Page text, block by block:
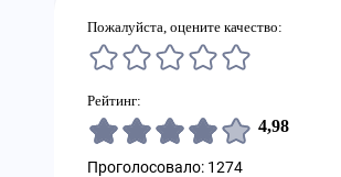
Пожалуйста, оцените качество:
Рейтинг:
4,98
Проголосовало: 1274